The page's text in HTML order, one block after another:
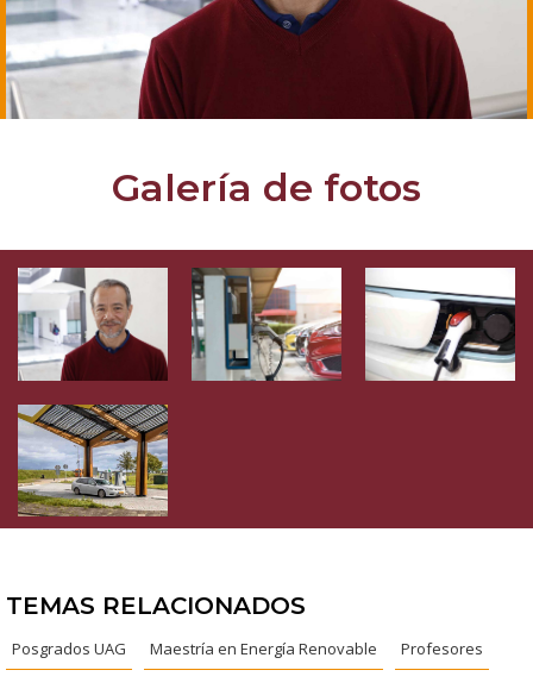
Galería de fotos
TEMAS RELACIONADOS
Posgrados UAG Maestría en Energía Renovable Profesores